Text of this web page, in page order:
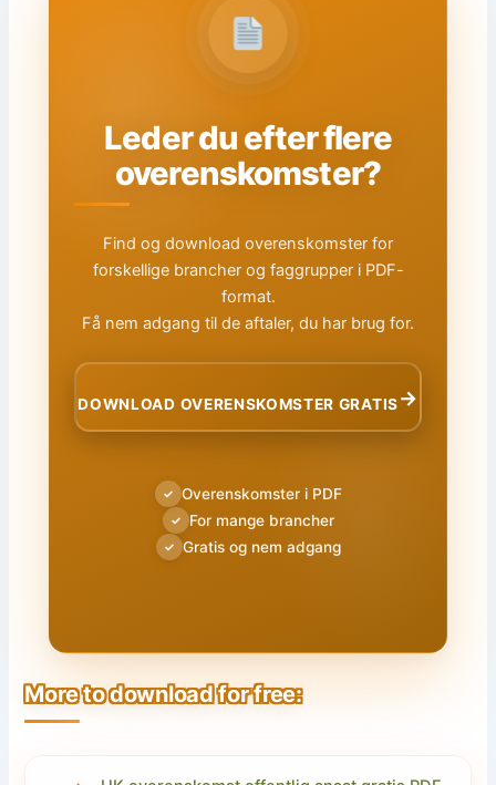
Leder du efter flere
overenskomster?
Find og download overenskomster for
forskellige brancher og faggrupper i PDF-
format.
Få nem adgang til de aftaler, du har brug for.
DOWNLOAD OVERENSKOMSTER GRATIS→
✓ Overenskomster i PDF
✓ For mange brancher
✓ Gratis og nem adgang
More to download for free: